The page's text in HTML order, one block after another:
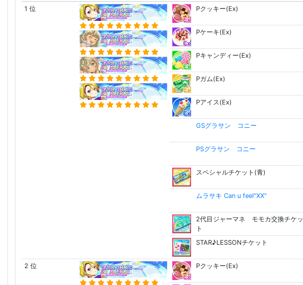
1 位
Pクッキー(Ex)
Pケーキ(Ex)
Pキャンディー(Ex)
Pガム(Ex)
Pアイス(Ex)
GSグラサン コニー
PSグラサン コニー
スペシャルチケット(青)
ムラサキ Can u feel"XX"
2代目ジャーマネ モモカ交換チケッ
ト
STAR♪LESSONチケット
2 位 Pクッキー(Ex)